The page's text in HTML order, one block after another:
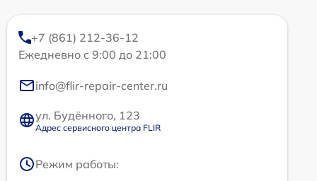
+7 (861) 212-36-12
Ежедневно с 9:00 до 21:00
info@flir-repair-center.ru
ул. Будённого, 123
Адрес сервисного центра FLIR
Режим работы: